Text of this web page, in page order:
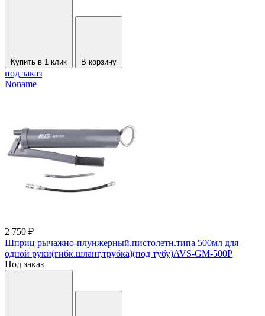
Купить в 1 клик В корзину
под заказ
Noname
2 750 ₽
Шприц рычажно-плунжерный.пистолетн.типа 500мл для
одной руки(гибк.шланг,трубка)(под тубу)AVS-GM-500P
Под заказ